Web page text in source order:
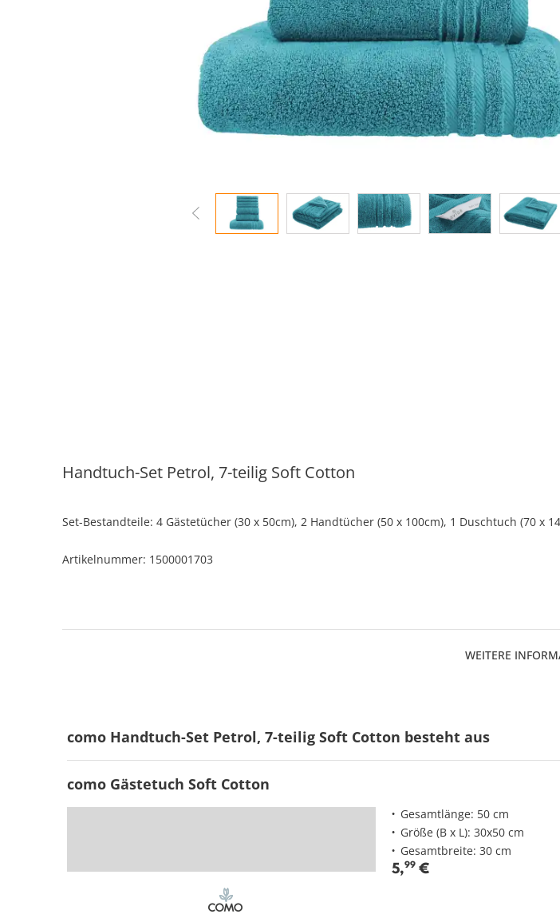
Handtuch-Set Petrol, 7-teilig Soft Cotton
Set-Bestandteile: 4 Gästetücher (30 x 50cm), 2 Handtücher (50 x 100cm), 1 Duschtuch (70 x
Artikelnummer: 1500001703
WEITERE
como Handtuch-Set Petrol, 7-teilig Soft Cotton besteht aus
como Gästetuch Soft Cotton
Gesamtlänge: 50 cm
Größe (B x L): 30x50 cm
Gesamtbreite: 30 cm
5,99 €